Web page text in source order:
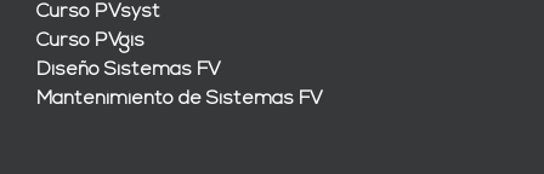
Curso PVsyst
Curso PVgis
Diseño Sistemas FV
Mantenimiento de Sistemas FV